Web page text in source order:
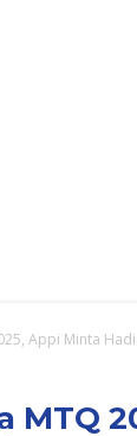
Appi Minta
MTQ